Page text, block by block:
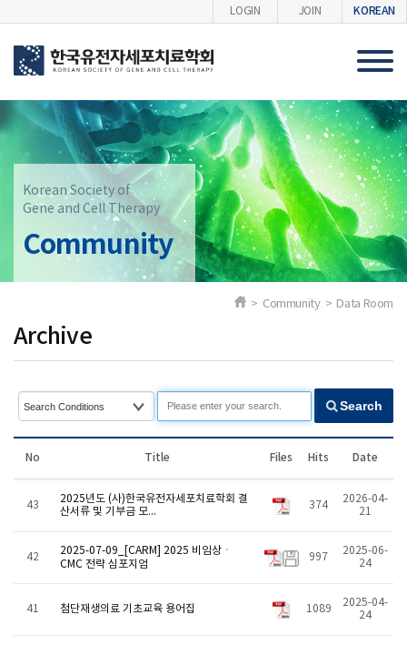
LOGIN JOIN KOREAN
Korean Society of
Gene and Cell Therapy
Community
Archive
> Community > Data Room
Search
No Title Files Hits Date
43
2025년도 (사)한국유전자세포치료학회 결
산서류 및 기부금 모...
374
2026-04-
21
42
2025-07-09_[CARM] 2025 비임상ㆍ
CMC 전략 심포지엄
997
2025-06-
24
41 첨단재생의료 기초교육 용어집 1089
2025-04-
24